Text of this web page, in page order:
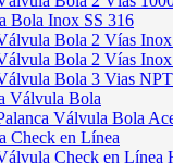
Bola Inox SS 316
Bola 2 Vías
Bola 2 Vías
Bola 3 Vias
Válvula Bola
Válvula Bola
Check en Línea
Check en